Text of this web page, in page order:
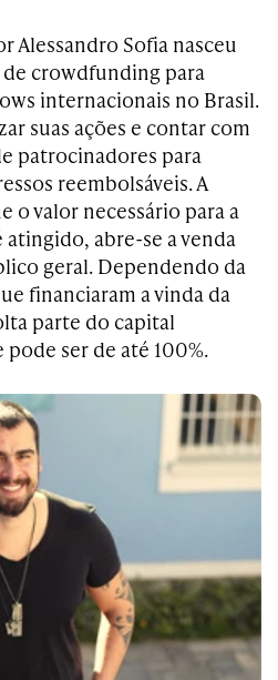
Alessandro Sofia nasceu
crowdfunding para
internacionais no Brasil.
suas ações e contar com
patrocinadores para
reembolsáveis. A
o valor necessário para a
abre-se a venda
geral. Dependendo da
financiaram a vinda da
parte do capital
ser de até 100%.